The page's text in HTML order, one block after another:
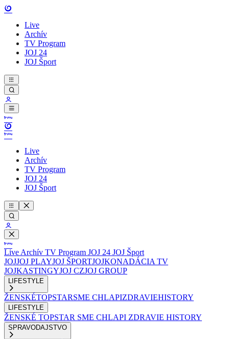
Live
Archív
TV Program
JOJ 24
JOJ Šport
Live
Archív
TV Program
JOJ 24
JOJ Šport
Live Archív TV Program JOJ 24 JOJ Šport
JOJJOJ PLAYJOJ ŠPORTJOJKONADÁCIA TV
JOJKASTINGYJOJ CZJOJ GROUP
LIFESTYLE
ŽENSKÉTOPSTARSME CHLAPIZDRAVIEHISTORY
LIFESTYLE
ŽENSKÉ TOPSTAR SME CHLAPI ZDRAVIE HISTORY
SPRAVODAJSTVO